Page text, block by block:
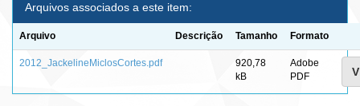
Arquivos associados a este item:
Arquivo Descrição Tamanho Formato
2012_JackelineMiclosCortes.pdf
920,78
kB
Adobe
PDF